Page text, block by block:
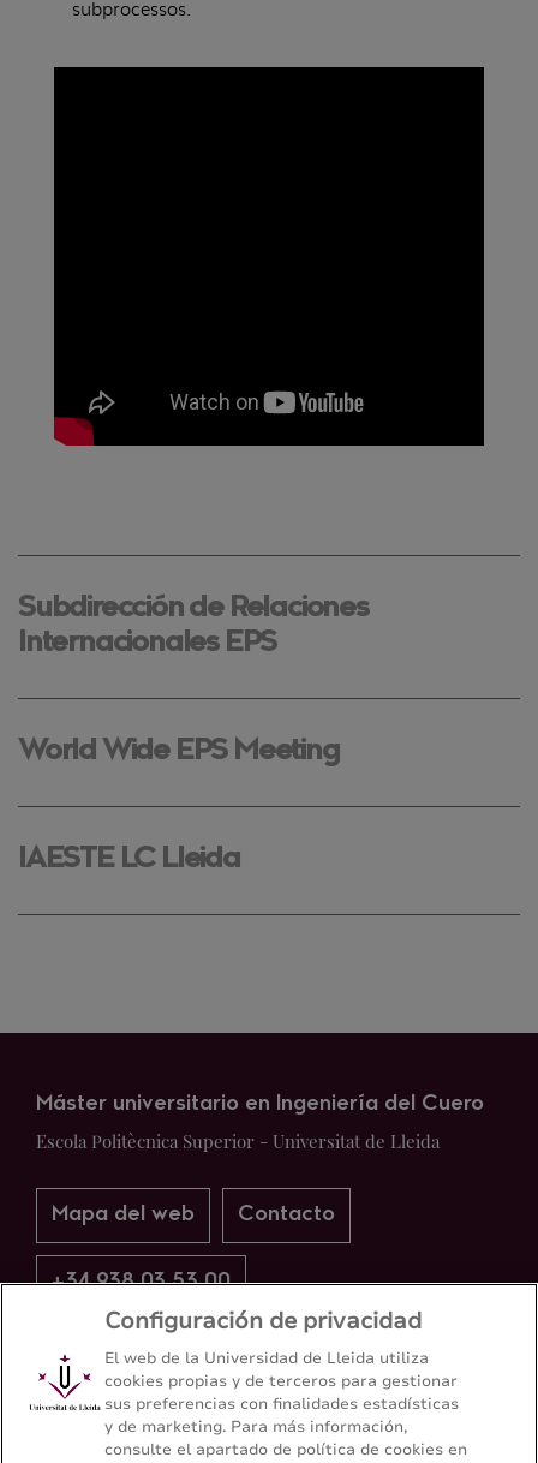
subprocessos.
Subdirección de Relaciones
Internacionales EPS
World Wide EPS Meeting
IAESTE LC Lleida
Máster universitario en Ingeniería del Cuero
Escola Politècnica Superior - Universitat de Lleida
Mapa del web Contacto
+34 938 03 53 00
Configuración de privacidad
El web de la Universidad de Lleida utiliza
cookies propias y de terceros para gestionar
sus preferencias con finalidades estadísticas
y de marketing. Para más información,
consulte el apartado de política de cookies en